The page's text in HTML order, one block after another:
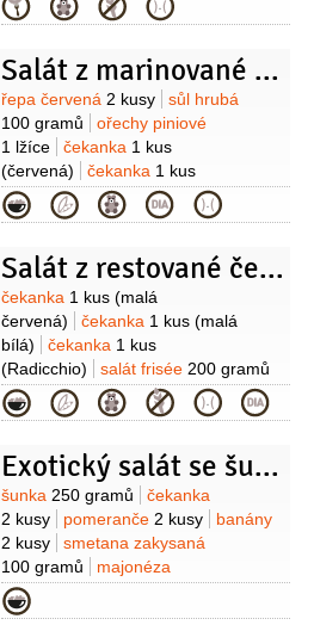
Balsamico2 lžíce sůl rukola(na
Kategorie
Salát z marinované červené řepy s čekankovými puky a gratinovaným kozím sýrem
Suroviny
řepa červená 2 kusy
sůl hrubá
100 gramů
ořechy piniové
1 lžíce
čekanka 1 kus
(červená)
čekanka 1 kus
(bílá)
bazalka2 lžíce (natrhaných
lístů)
salát frisée1 hrst
sýr kozí
(červená na ozdobu)
Kategorie
Salát z restované čekanky
Suroviny
čekanka 1 kus (malá
červená)
čekanka 1 kus (malá
bílá)
čekanka 1 kus
(Radicchio)
salát frisée 200 gramů
(nebo lollo)
cibule šalotka
1 kus
česnek1 stroužek
rozinky
olivový(na zakápnutí)
Kategorie
Exotický salát se šunkou
Suroviny
šunka 250 gramů
čekanka
2 kusy
pomeranče 2 kusy
banány
2 kusy
smetana zakysaná
100 gramů
majonéza
100 gramů
nastrouhaný)
med1 lžíce
koření
Kategorie